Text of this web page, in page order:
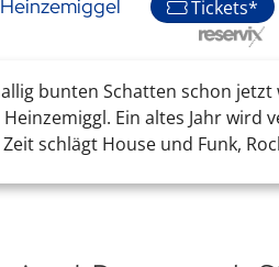
Tickets*
bunten Schatten schon
Ein altes Jahr
schlägt House und Funk,